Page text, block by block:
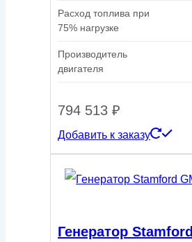
Расход топлива при
75% нагрузке
Производитель
двигателя
794 513 ₽
Добавить к заказу
Генератор